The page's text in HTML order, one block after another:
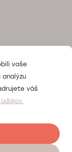
vaše
váš